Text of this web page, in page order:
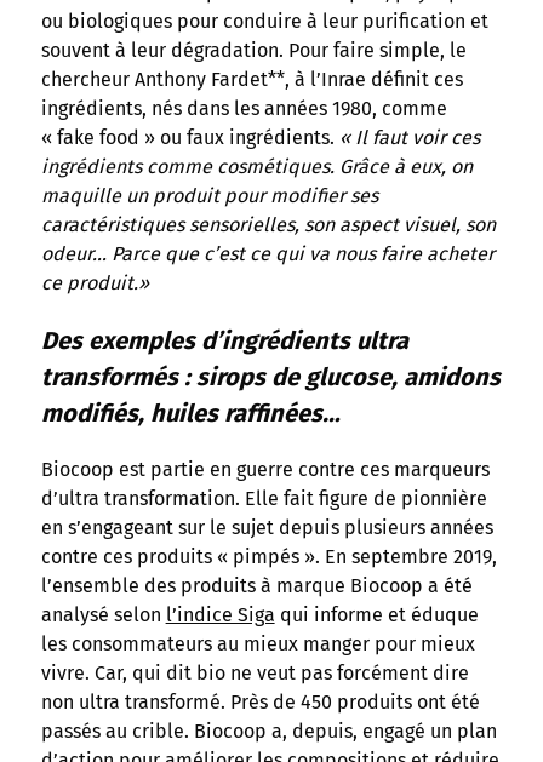
ou biologiques pour conduire à leur purification et
souvent à leur dégradation. Pour faire simple, le
chercheur Anthony Fardet**, à l’Inrae définit ces
ingrédients, nés dans les années 1980, comme
« fake food » ou faux ingrédients. « Il faut voir ces
ingrédients comme cosmétiques. Grâce à eux, on
maquille un produit pour modifier ses
caractéristiques sensorielles, son aspect visuel, son
odeur… Parce que c’est ce qui va nous faire acheter
ce produit.»
Des exemples d’ingrédients ultra
transformés : sirops de glucose, amidons
modifiés, huiles raffinées…
Biocoop est partie en guerre contre ces marqueurs
d’ultra transformation. Elle fait figure de pionnière
en s’engageant sur le sujet depuis plusieurs années
contre ces produits « pimpés ». En septembre 2019,
l’ensemble des produits à marque Biocoop a été
analysé selon l’indice Siga qui informe et éduque
les consommateurs au mieux manger pour mieux
vivre. Car, qui dit bio ne veut pas forcément dire
non ultra transformé. Près de 450 produits ont été
passés au crible. Biocoop a, depuis, engagé un plan